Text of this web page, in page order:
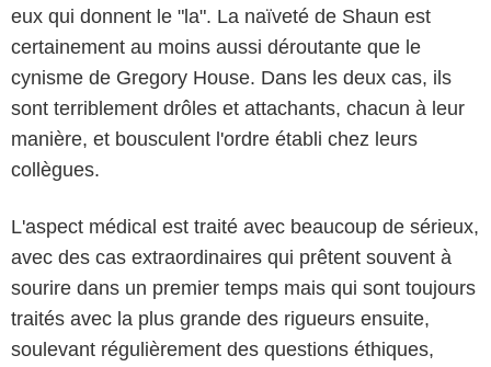
eux qui donnent le "la". La naïveté de Shaun est
certainement au moins aussi déroutante que le
cynisme de Gregory House. Dans les deux cas, ils
sont terriblement drôles et attachants, chacun à leur
manière, et bousculent l'ordre établi chez leurs
collègues.
L'aspect médical est traité avec beaucoup de sérieux,
avec des cas extraordinaires qui prêtent souvent à
sourire dans un premier temps mais qui sont toujours
traités avec la plus grande des rigueurs ensuite,
soulevant régulièrement des questions éthiques,